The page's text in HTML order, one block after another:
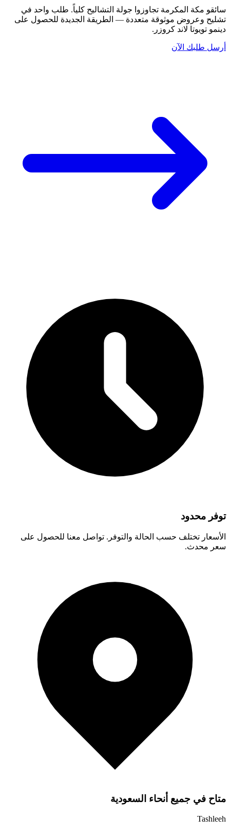
سائقو مكة المكرمة تجاوزوا جولة التشاليح كلياً. طلب واحد في
تشليح وعروض موثوقة متعددة — الطريقة الجديدة للحصول على
دينمو تويوتا لاند كروزر.
أرسل طلبك الآن
توفر محدود
الأسعار تختلف حسب الحالة والتوفر. تواصل معنا للحصول على
سعر محدث.
متاح في جميع أنحاء السعودية
Tashleeh